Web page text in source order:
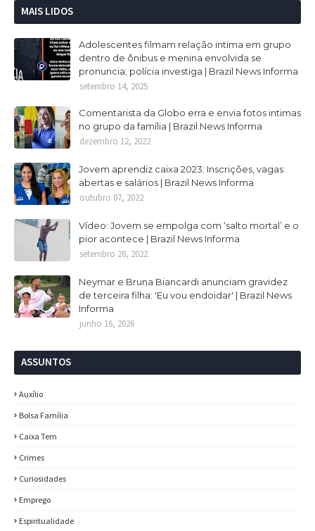
MAIS LIDOS
Adolescentes filmam relação intima em grupo
dentro de ônibus e menina envolvida se
pronuncia; polícia investiga | Brazil News Informa
setembro 14, 2025
Comentarista da Globo erra e envia fotos intimas
no grupo da família | Brazil News Informa
dezembro 12, 2022
Jovem aprendiz caixa 2023: Inscrições, vagas
abertas e salários | Brazil News Informa
outubro 07, 2022
Vídeo: Jovem se empolga com ‘salto mortal’ e o
pior acontece | Brazil News Informa
setembro 28, 2022
Neymar e Bruna Biancardi anunciam gravidez
de terceira filha: 'Eu vou endoidar' | Brazil News
Informa
junho 16, 2026
ASSUNTOS
Auxílio
Bolsa Família
Caixa Tem
Crimes
Curiosidades
Emprego
Espiritualidade